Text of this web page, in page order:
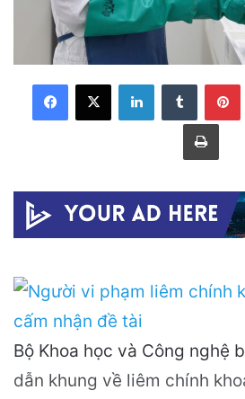
LinkedInTumblr
Print
Bộ Khoa học và Công nghệ
dẫn khung về liêm chính